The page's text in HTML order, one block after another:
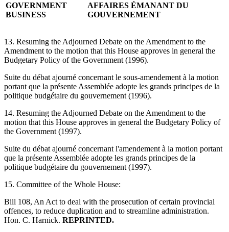
GOVERNMENT
BUSINESS
AFFAIRES ÉMANANT DU
GOUVERNEMENT
13. Resuming the Adjourned Debate on the Amendment to the
Amendment to the motion that this House approves in general the
Budgetary Policy of the Government (1996).
Suite du débat ajourné concernant le sous-amendement à la motion
portant que la présente Assemblée adopte les grands principes de la
politique budgétaire du gouvernement (1996).
14. Resuming the Adjourned Debate on the Amendment to the
motion that this House approves in general the Budgetary Policy of
the Government (1997).
Suite du débat ajourné concernant l'amendement à la motion portant
que la présente Assemblée adopte les grands principes de la
politique budgétaire du gouvernement (1997).
15. Committee of the Whole House:
Bill 108, An Act to deal with the prosecution of certain provincial
offences, to reduce duplication and to streamline administration.
Hon. C. Harnick. REPRINTED.